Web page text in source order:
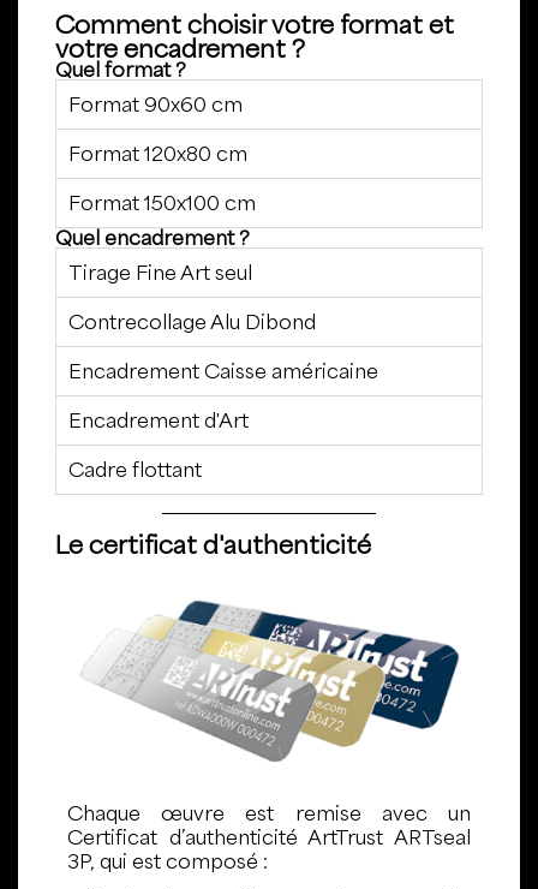
Comment choisir votre format et
votre encadrement ?
Quel format ?
Format 90x60 cm
Format 120x80 cm
Format 150x100 cm
Quel encadrement ?
Tirage Fine Art seul
Contrecollage Alu Dibond
Encadrement Caisse américaine
Encadrement d'Art
Cadre flottant
Le certificat d'authenticité
Chaque œuvre est remise avec un
Certificat d’authenticité ArtTrust ARTseal
3P, qui est composé :